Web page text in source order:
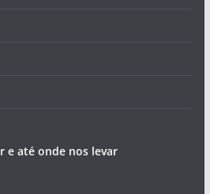
e até onde nos levar